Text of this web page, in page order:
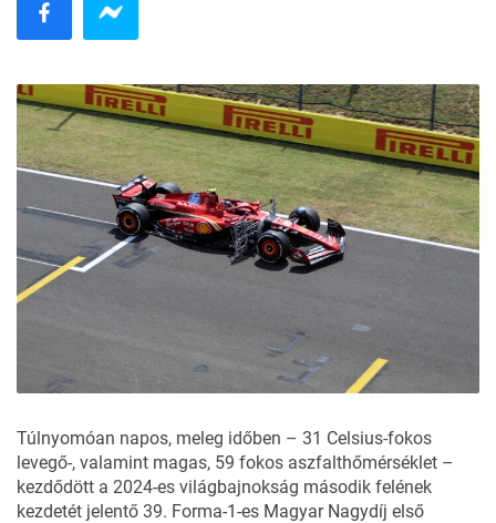
Túlnyomóan napos, meleg időben – 31 Celsius-fokos
levegő-, valamint magas, 59 fokos aszfalthőmérséklet –
kezdődött a 2024-es világbajnokság második felének
kezdetét jelentő 39. Forma-1-es Magyar Nagydíj első